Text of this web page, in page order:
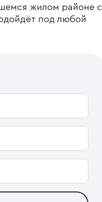
жилом районе с
под любой